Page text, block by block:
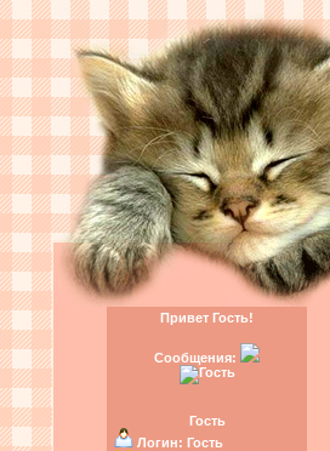
Привет Гость!
Сообщения:
Гость
Логин: Гость